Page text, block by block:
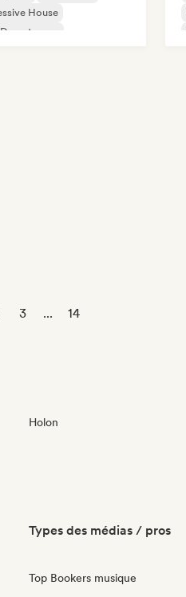
House
3 ... 14
Holon
Types des médias / pros
Top Bookers musique